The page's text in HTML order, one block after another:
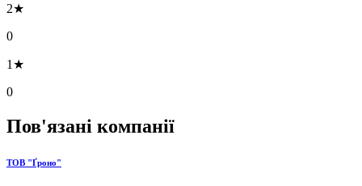
2★
0
1★
0
Пов'язані компанії
ТОВ "Ґроно"